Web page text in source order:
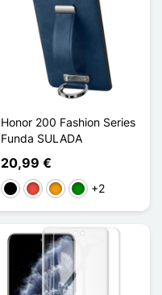
Honor 200 Fashion Series
Funda SULADA
20,99 €
NegroRojoNaranjaVerde
+2